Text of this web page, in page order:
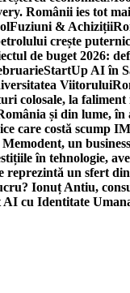
Românii ies tot
Fuziuni & Achiziții
crește
de buget 2026:
StartUp AI în
Viitorului
colosale, la
și din lume, în
care costă scump
un
în tehnologie,
un sfert
Ionuț Antiu,
AI cu Identitate